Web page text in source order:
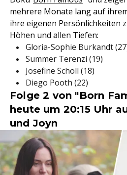
mehrere Monate lang auf
ihre eigenen Persönlichkeiten
Höhen und allen Tiefen:
Gloria-Sophie Burkandt
Summer Terenzi (19)
Josefine Scholl (18)
Diego Pooth (22)
Folge 2 von "Born
heute um 20:15 Uhr
und Joyn